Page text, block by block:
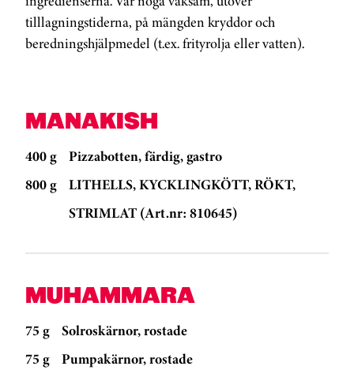
tilllagningstiderna, på mängden kryddor och
beredningshjälpmedel (t.ex. frityrolja eller vatten).
MANAKISH
400 g
Pizzabotten, färdig, gastro
800 g
LITHELLS, KYCKLINGKÖTT, RÖKT,
STRIMLAT (Art.nr: 810645)
MUHAMMARA
75 g
Solroskärnor, rostade
75 g
Pumpakärnor, rostade